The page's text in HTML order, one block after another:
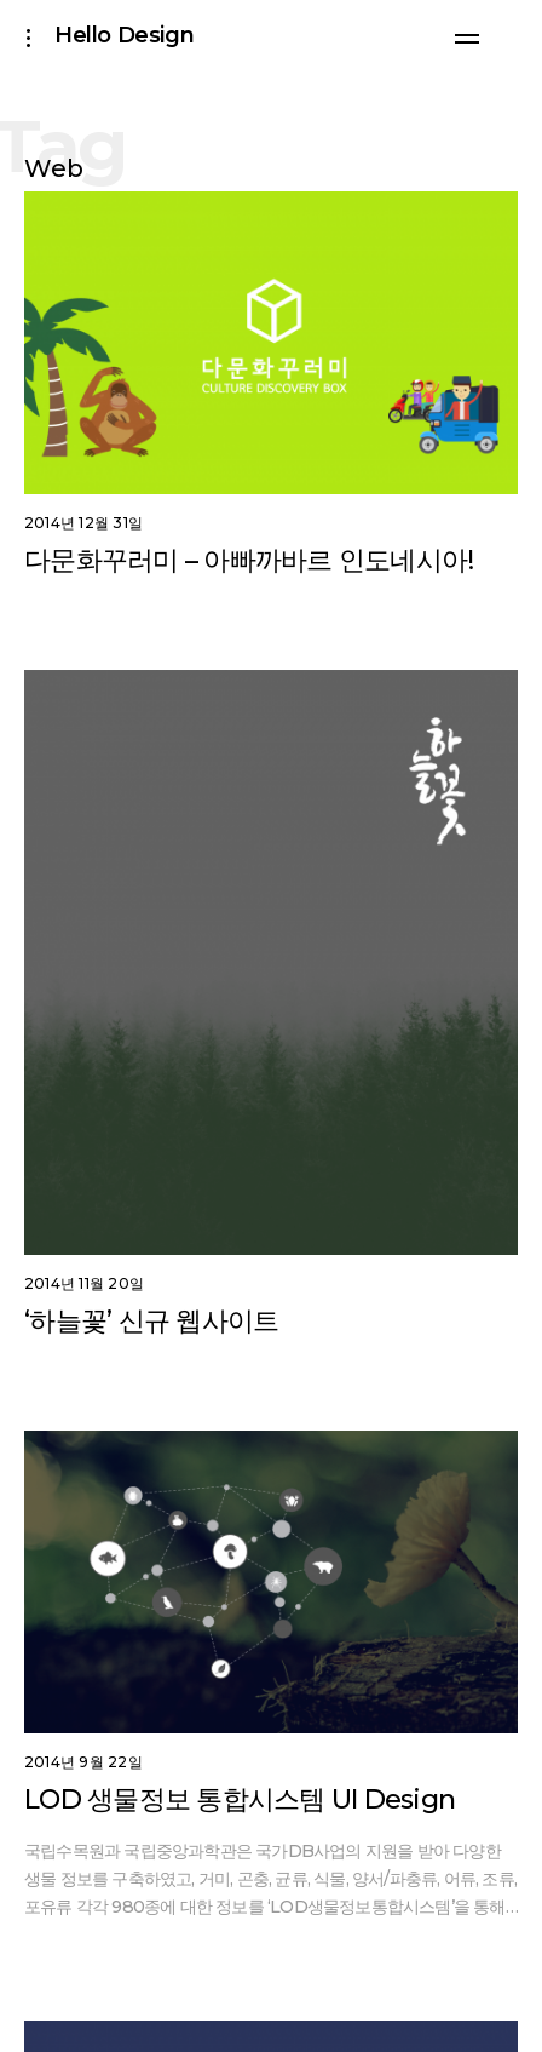
Skip
to
Hello Design
toggle
Web
2014년 12월 31일
다문화꾸러미 – 아빠까바르 인도네시아!
2014년 11월 20일
‘하늘꽃’ 신규 웹사이트
2014년 9월 22일
LOD 생물정보 통합시스템 UI Design
국립수목원과 국립중앙과학관은 국가DB사업의 지원을 받아 다양한
생물 정보를 구축하였고, 거미, 곤충, 균류, 식물, 양서/파충류, 어류, 조류,
포유류 각각 980종에 대한 정보를 ‘LOD생물정보통합시스템’을 통해
의성과 심미성 모두를 충족 시키도록 제작하였습니다. Client한국정보